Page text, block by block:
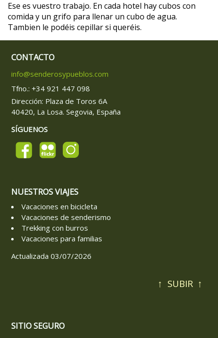
Ese es vuestro trabajo. En cada hotel hay cubos con
comida y un grifo para llenar un cubo de agua.
Tambien le podéis cepillar si queréis.
CONTACTO
info@senderosypueblos.com
Tfno.: +34 921 447 098
Dirección: Plaza de Toros 6A
40420, La Losa. Segovia, España
SÍGUENOS
NUESTROS VIAJES
Vacaciones en bicicleta
Vacaciones de senderismo
Trekking con burros
Vacaciones para familias
Actualizada 03/07/2026
↑ SUBIR ↑
SITIO SEGURO